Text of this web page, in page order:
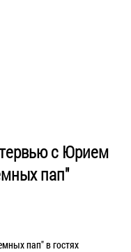
с Юрием
пап"
пап" в гостях